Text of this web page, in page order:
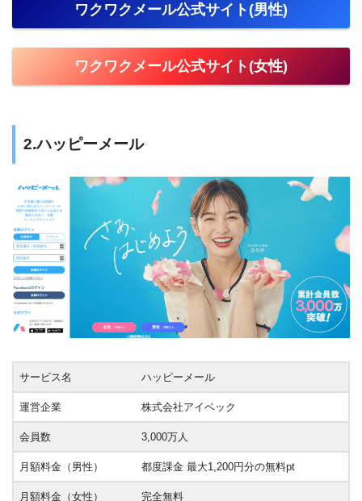
ワクワクメール公式サイト(男性)
ワクワクメール公式サイト(女性)
2.ハッピーメール
サービス名 ハッピーメール
運営企業 株式会社アイベック
会員数 3,000万人
月額料金（男性） 都度課金 最大1,200円分の無料pt
月額料金（女性） 完全無料